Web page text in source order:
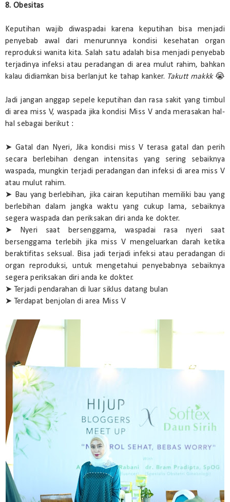
8. Obesitas
Keputihan wajib diwaspadai karena keputihan bisa menjadi
penyebab awal dari menurunnya kondisi kesehatan organ
reproduksi wanita kita. Salah satu adalah bisa menjadi penyebab
terjadinya infeksi atau peradangan di area mulut rahim, bahkan
kalau didiamkan bisa berlanjut ke tahap kanker. Takutt makkk😭
Jadi jangan anggap sepele keputihan dan rasa sakit yang timbul
di area miss V, waspada jika kondisi Miss V anda merasakan hal-
hal sebagai berikut :
➤ Gatal dan Nyeri, Jika kondisi miss V terasa gatal dan perih
secara berlebihan dengan intensitas yang sering sebaiknya
waspada, mungkin terjadi peradangan dan infeksi di area miss V
atau mulut rahim.
➤ Bau yang berlebihan, jika cairan keputihan memiliki bau yang
berlebihan dalam jangka waktu yang cukup lama, sebaiknya
segera waspada dan periksakan diri anda ke dokter.
➤ Nyeri saat bersenggama, waspadai rasa nyeri saat
bersenggama terlebih jika miss V mengeluarkan darah ketika
beraktifitas seksual. Bisa jadi terjadi infeksi atau peradangan di
organ reproduksi, untuk mengetahui penyebabnya sebaiknya
segera periksakan diri anda ke dokter.
➤ Terjadi pendarahan di luar siklus datang bulan
➤ Terdapat benjolan di area Miss V